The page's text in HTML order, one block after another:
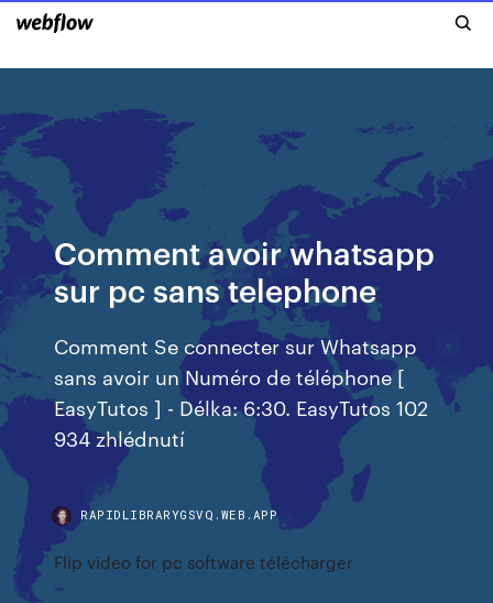
Comment avoir whatsapp
sur pc sans telephone
Comment Se connecter sur Whatsapp
sans avoir un Numéro de téléphone [
EasyTutos ] - Délka: 6:30. EasyTutos 102
934 zhlédnutí
RAPIDLIBRARYGSVQ.WEB.APP
Flip video for pc software télécharger